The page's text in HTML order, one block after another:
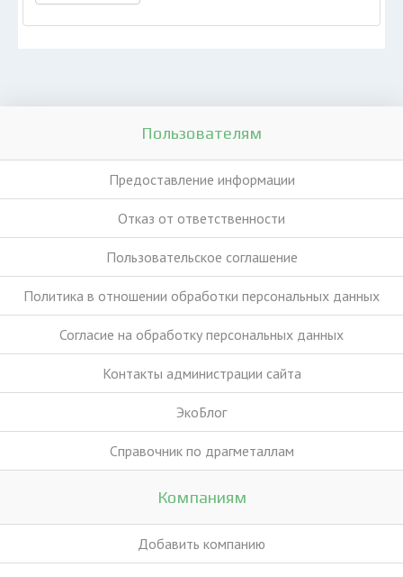
Пользователям
Предоставление информации
Отказ от ответственности
Пользовательское соглашение
Политика в отношении обработки персональных данных
Согласие на обработку персональных данных
Контакты администрации сайта
ЭкоБлог
Справочник по драгметаллам
Компаниям
Добавить компанию